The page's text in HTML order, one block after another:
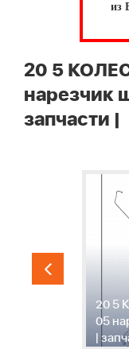
из
20 5
нарезчик
запчасти |
20 5
05
|